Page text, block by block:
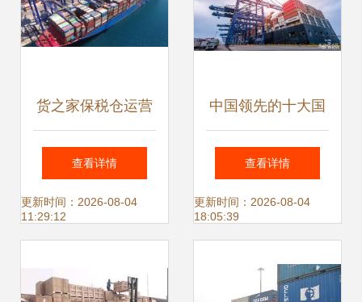
货之家保税仓运营
指南 进口跨境电商
资质申请、要求与
查看详情
更新时间：2026-08-04
11:29:12
中国领先的十大国
际货运代理企业 连
接全球贸易的关键
查看详情
更新时间：2026-08-04
18:05:39